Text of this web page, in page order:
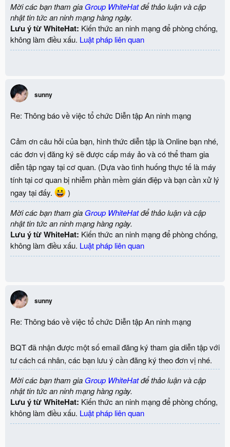
Mời các bạn tham gia Group WhiteHatđể thảo luận và cập
nhật tin tức an ninh mạng hàng ngày.
Lưu ý từ WhiteHat: Kiến thức an ninh mạng để phòng chống,
không làm điều xấu. Luật pháp liên quan
sunny
Re: Thông báo về việc tổ chức Diễn tập An ninh mạng
Cảm ơn câu hỏi của bạn, hình thức diễn tập là Online bạn nhé,
các đơn vị đăng ký sẽ được cấp máy ảo và có thể tham gia
diễn tập ngay tại cơ quan. (Dựa vào tình huống thực tế là máy
tính tại cơ quan bị nhiễm phần mềm gián điệp và bạn cần xử lý
ngay tại đấy.
)
Mời các bạn tham gia Group WhiteHatđể thảo luận và cập
nhật tin tức an ninh mạng hàng ngày.
Lưu ý từ WhiteHat: Kiến thức an ninh mạng để phòng chống,
không làm điều xấu. Luật pháp liên quan
sunny
Re: Thông báo về việc tổ chức Diễn tập An ninh mạng
BQT đã nhận được một số email đăng ký tham gia diễn tập với
tư cách cá nhân, các bạn lưu ý cần đăng ký theo đơn vị nhé.
Mời các bạn tham gia Group WhiteHatđể thảo luận và cập
nhật tin tức an ninh mạng hàng ngày.
Lưu ý từ WhiteHat: Kiến thức an ninh mạng để phòng chống,
không làm điều xấu. Luật pháp liên quan